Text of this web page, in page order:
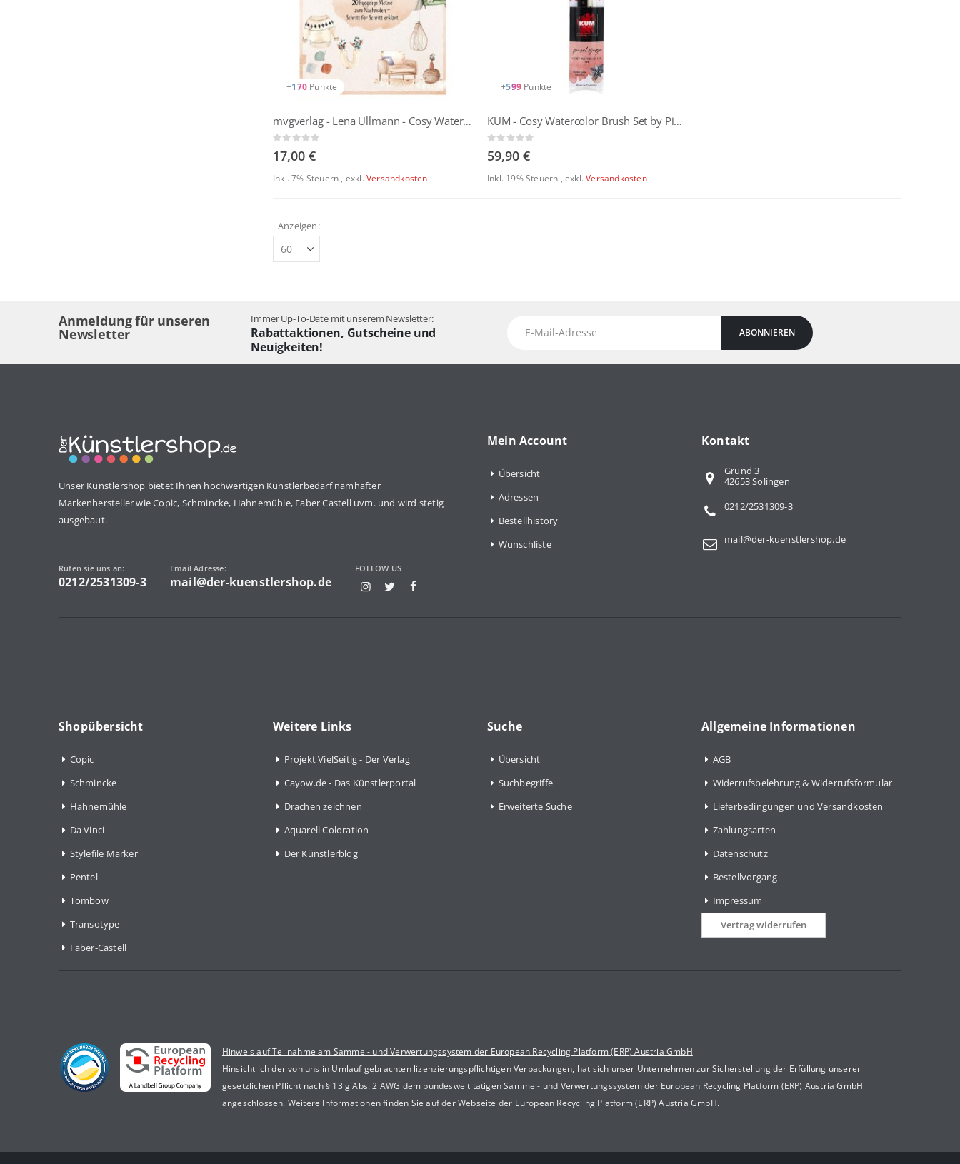
+170 Punkte
mvgverlag - Lena Ullmann - Cosy Watercolor im Skandi-Look
Rating:
0%
17,00 €
Inkl. 7% Steuern , exkl.Versandkosten
+599 Punkte
KUM - Cosy Watercolor Brush Set by Pinsel.Yoga
Rating:
0%
59,90 €
Inkl. 19% Steuern , exkl.Versandkosten
Anzeigen
Anmeldung für unseren
Newsletter
Immer Up-To-Date mit unserem Newsletter:
Rabattaktionen, Gutscheine und
Neuigkeiten!
ABONNIEREN
Unser Künstlershop bietet Ihnen hochwertigen Künstlerbedarf namhafter
Markenhersteller wie Copic, Schmincke, Hahnemühle, Faber Castell uvm. und wird stetig
ausgebaut.
Rufen sie uns an:
0212/2531309-3
Email Adresse:
mail@der-kuenstlershop.de
FOLLOW US
Mein Account
Übersicht
Adressen
Bestellhistory
Wunschliste
Kontakt
Grund 3
42653 Solingen
0212/2531309-3
mail@der-kuenstlershop.de
Shopübersicht
Copic
Schmincke
Hahnemühle
Da Vinci
Stylefile Marker
Pentel
Tombow
Transotype
Faber-Castell
Weitere Links
Projekt VielSeitig - Der Verlag
Cayow.de - Das Künstlerportal
Drachen zeichnen
Aquarell Coloration
Der Künstlerblog
Suche
Übersicht
Suchbegriffe
Erweiterte Suche
Allgemeine Informationen
AGB
Widerrufsbelehrung & Widerrufsformular
Lieferbedingungen und Versandkosten
Zahlungsarten
Datenschutz
Bestellvorgang
Impressum
Vertrag widerrufen
Hinweis auf Teilnahme am Sammel- und Verwertungssystem der European Recycling Platform (ERP) Austria GmbH
Hinsichtlich der von uns in Umlauf gebrachten lizenzierungspflichtigen Verpackungen, hat sich unser Unternehmen zur Sicherstellung der Erfüllung unserer
gesetzlichen Pflicht nach § 13 g Abs. 2 AWG dem bundesweit tätigen Sammel- und Verwertungssystem der European Recycling Platform (ERP) Austria GmbH
angeschlossen. Weitere Informationen finden Sie auf der Webseite der European Recycling Platform (ERP) Austria GmbH.